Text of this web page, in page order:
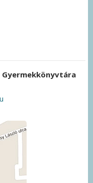
Gyermekkönyvtára